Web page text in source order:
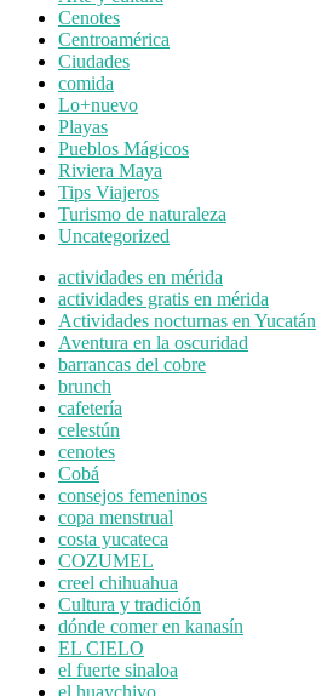
Cenotes
Centroamérica
Ciudades
comida
Lo+nuevo
Playas
Pueblos Mágicos
Riviera Maya
Tips Viajeros
Turismo de naturaleza
Uncategorized
actividades en mérida
actividades gratis en mérida
Actividades nocturnas en Yucatán
Aventura en la oscuridad
barrancas del cobre
brunch
cafetería
celestún
cenotes
Cobá
consejos femeninos
copa menstrual
costa yucateca
COZUMEL
creel chihuahua
Cultura y tradición
dónde comer en kanasín
EL CIELO
el fuerte sinaloa
el huaychivo